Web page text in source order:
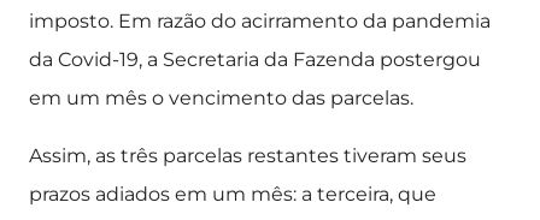
imposto. Em razão do acirramento da pandemia
da Covid-19, a Secretaria da Fazenda postergou
em um mês o vencimento das parcelas.
Assim, as três parcelas restantes tiveram seus
prazos adiados em um mês: a terceira, que